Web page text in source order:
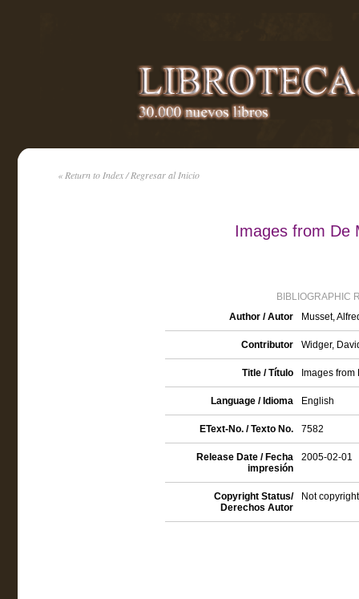
« Return to Index / Regresar al Inicio
Images from De
BIBLIOGRAPHIC
Author / Autor
Musset,
Contributor Widger,
Title / Título Images
Language / Idioma English
EText-No. / Texto No. 7582
Release Date / Fecha
impresión
2005-02-01
Copyright Status/
Derechos Autor
Not